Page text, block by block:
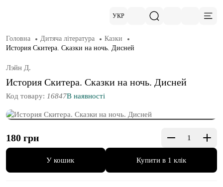
УКР
Головна Дитяча література
Казки
История Скитера. Сказки на ночь. Дисней
Лэйн Д.
История Скитера. Сказки на ночь. Дисней
Код товару: 16847В наявності
180 грн
Купити в 1 клік